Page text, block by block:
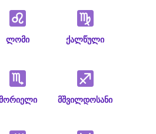
ლომი ქალწული
მშვილდოსანი